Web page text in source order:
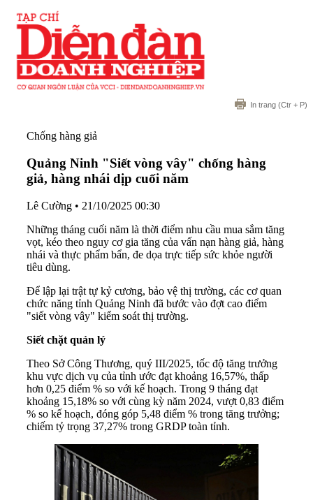
In trang (Ctr + P)
Chống hàng giả
Quảng Ninh "Siết vòng vây" chống hàng
giả, hàng nhái dịp cuối năm
Lê Cường • 21/10/2025 00:30
Những tháng cuối năm là thời điểm nhu cầu mua sắm tăng
vọt, kéo theo nguy cơ gia tăng của vấn nạn hàng giả, hàng
nhái và thực phẩm bẩn, đe dọa trực tiếp sức khỏe người
tiêu dùng.
Để lập lại trật tự kỷ cương, bảo vệ thị trường, các cơ quan
chức năng tỉnh Quảng Ninh đã bước vào đợt cao điểm
"siết vòng vây" kiểm soát thị trường.
Siết chặt quản lý
Theo Sở Công Thương, quý III/2025, tốc độ tăng trưởng
khu vực dịch vụ của tỉnh ước đạt khoảng 16,57%, thấp
hơn 0,25 điểm % so với kế hoạch. Trong 9 tháng đạt
khoảng 15,18% so với cùng kỳ năm 2024, vượt 0,83 điểm
% so kế hoạch, đóng góp 5,48 điểm % trong tăng trưởng;
chiếm tỷ trọng 37,27% trong GRDP toàn tỉnh.